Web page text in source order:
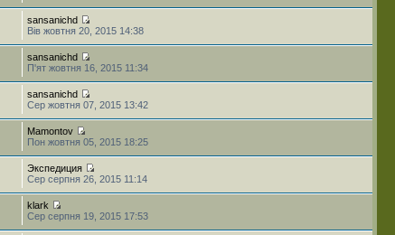
sansanichd
Вів жовтня 20, 2015 14:38
sansanichd
П'ят жовтня 16, 2015 11:34
sansanichd
Сер жовтня 07, 2015 13:42
Mamontov
Пон жовтня 05, 2015 18:25
Экспедиция
Сер серпня 26, 2015 11:14
klark
Сер серпня 19, 2015 17:53